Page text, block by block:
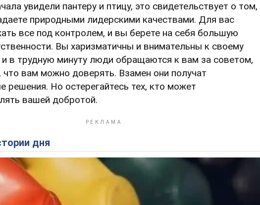
увидели пантеру и птицу, это свидетельствует о том,
природными лидерскими качествами. Для вас
все под контролем, и вы берете на себя большую
Вы харизматичны и внимательны к своему
в трудную минуту люди обращаются к вам за советом,
что вам можно доверять. Взамен они получат
решения. Но остерегайтесь тех, кто может
вашей добротой.
дня